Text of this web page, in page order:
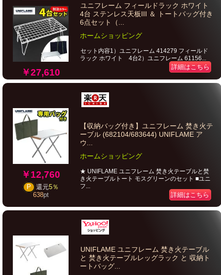
￥27,610
ユニフレーム フィールドラック ホワイト
4台 ステンレス天板III ＆ トートバッグ付き
6点セット（...
ホームショッピング
セット内容1）ユニフレーム 414279 フィールド
ラック ホワイト 4台2）ユニフレーム 61156...
詳細はこちら
￥12,760
P 還元5％
638pt
【収納バッグ付き】ユニフレーム 焚き火テ
ーブル (682104/683644) UNIFLAME ア
ウ...
ホームショッピング
★ UNIFLAME ユニフレーム 焚き火テーブルと焚
き火テーブルトート モスグリーンのセット ■ユニ
フ...
詳細はこちら
UNIFLAME ユニフレーム 焚き火テーブル
と 焚き火テーブルレッグラック と 収納ト
ートバッグ...